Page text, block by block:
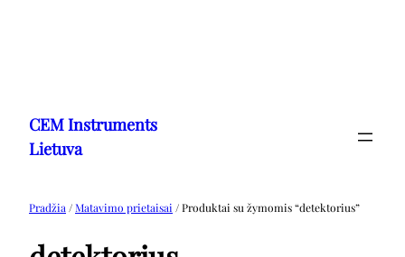
turinio
CEM Instruments
Lietuva
Pradžia /Matavimo prietaisai / Produktai su žymomis “detektorius”